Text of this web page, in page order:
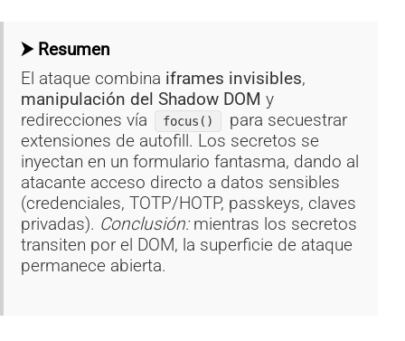
⮞ Resumen
El ataque combina iframes invisibles,
manipulación del Shadow DOM y
redirecciones vía
focus()
para secuestrar
extensiones de autofill. Los secretos se
inyectan en un formulario fantasma, dando al
atacante acceso directo a datos sensibles
(credenciales, TOTP/HOTP, passkeys, claves
privadas). Conclusión:mientras los secretos
transiten por el DOM, la superficie de ataque
permanece abierta.